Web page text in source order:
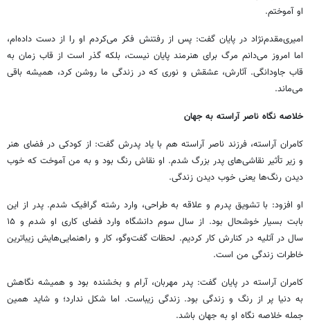
او آموختم.
امیری‌مقدم‌نژاد در پایان گفت: پس از رفتنش فکر می‌کردم او را از دست داده‌ام،
اما امروز می‌دانم مرگ برای هنرمند پایان نیست، بلکه گذر است از قاب زمان به
قاب جاودانگی. آثارش، عشقش و نوری که در زندگی ما روشن کرد، همیشه باقی
می‌ماند.
خلاصه نگاه ناصر آراسته به جهان
کامران آراسته، فرزند ناصر آراسته هم با یاد پدرش گفت: از کودکی در فضای هنر
و زیر تأثیر نقاشی‌های پدر بزرگ شدم. او نقاش رنگ بود و به من آموخت که خوب
دیدن رنگ‌ها یعنی خوب دیدن زندگی.
او افزود: با تشویق پدرم و علاقه به طراحی، وارد رشته‌ گرافیک شدم. پدر از این
بابت بسیار خوشحال بود. از سال سوم دانشگاه وارد فضای کاری او شدم و ۱۵
سال در آتلیه در کنارش کار کردیم. لحظات گفت‌وگو، کار و راهنمایی‌هایش زیباترین
خاطرات زندگی من است.
کامران آراسته در پایان گفت: پدر مهربان، آرام و بخشنده بود و همیشه نگاهش
به دنیا پر از رنگ و زندگی بود. زندگی زیباست. اما شکل ندارد؛ و شاید همین
جمله خلاصه‌ نگاه او به جهان باشد.